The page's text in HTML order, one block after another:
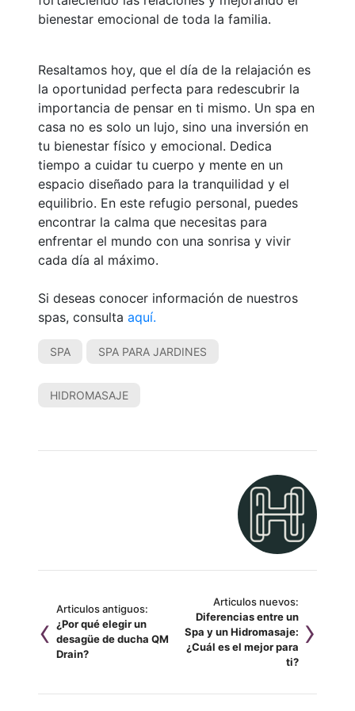
bienestar emocional de toda la familia.
Resaltamos hoy, que el día de la relajación es
la oportunidad perfecta para redescubrir la
importancia de pensar en ti mismo. Un spa en
casa no es solo un lujo, sino una inversión en
tu bienestar físico y emocional. Dedica
tiempo a cuidar tu cuerpo y mente en un
espacio diseñado para la tranquilidad y el
equilibrio. En este refugio personal, puedes
encontrar la calma que necesitas para
enfrentar el mundo con una sonrisa y vivir
cada día al máximo.
Si deseas conocer información de nuestros
spas, consulta aquí.
SPA SPA PARA JARDINES
HIDROMASAJE
Articulos antiguos:
¿Por qué elegir un
desagüe de ducha QM
Drain?
Articulos nuevos:
Diferencias entre un
Spa y un Hidromasaje:
¿Cuál es el mejor para
ti?